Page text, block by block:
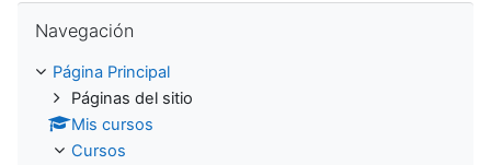
Navegación
Página Principal
Páginas del sitio
Mis cursos
Cursos